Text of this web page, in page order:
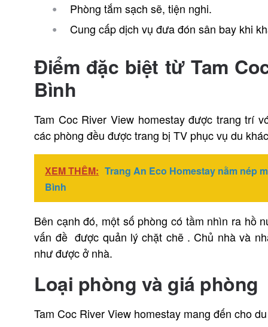
Phòng tắm sạch sẽ, tiện nghi.
Cung cấp dịch vụ đưa đón sân bay khi
Điểm đặc biệt từTam
Bình
Tam Coc River View homestay được trang trí
các phòng đều được trang bị TV phục vụ du
XEM THÊM: Trang An Eco Homestay nằm nép
Bình
Bên cạnh đó, một số phòng có tầm nhìn ra hồ
vấn đề được quản lý chặt chẽ . Chủ nhà và
như được ở nhà.
Loại phòng và giá phòng
Tam Coc River View homestay mang đến cho